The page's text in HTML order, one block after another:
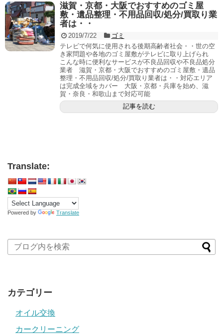
滋賀・京都・大阪でおすすめのゴミ屋
敷・遺品整理・不用品回収/処分/買取り業
者は・・
2019/7/22
ゴミ
テレビで何気に使用される後期高齢者社会・・世の空
き家問題や各地のゴミ屋敷がテレビに取り上げられ
こんな時に便利なサービスが不良品回収や不良品処分
業者 滋賀・京都・大阪でおすすめのゴミ屋敷・遺品
整理・不用品回収/処分/買取り業者は・・対応エリア
は完成全域をカバー 大阪・京都・兵庫を始め、滋
賀・奈良・和歌山まで対応可能
記事を読む
Translate:
Powered by Translate
カテゴリー
オイル交換
カークリーニング